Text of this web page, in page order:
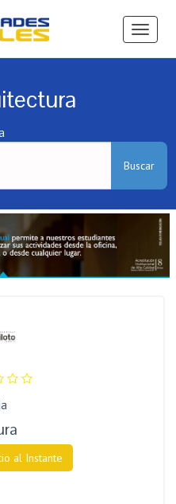
Ver
Buscar
al Instante